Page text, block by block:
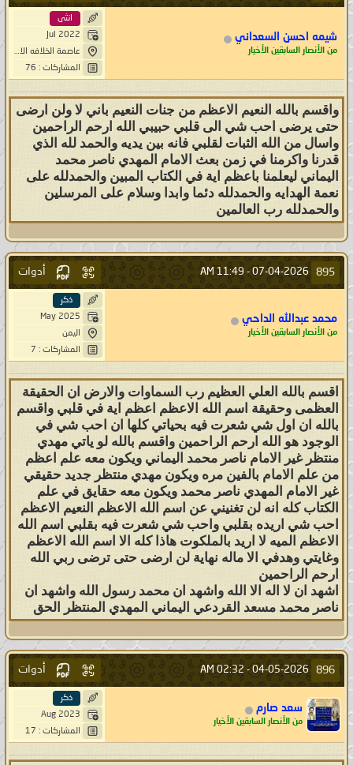
شيمه احسن السعداني
من الأنصار السابقين الأخيار
انثى
Jul 2022
عاصمة الخلافه الاسلاميه
المشاركات : 76
واقسم بالله النعيم الاعظم من جنات النعيم باني لا ولن ارضى
حتى يرضى احب شي الى قلبي حبيبي الله ارحم الراحمين
واسال من الله الثبات لقلبي فانه بين يديه والحمد لله الذي
قدرنا واكرمنا في زمن بعث الامام المهدي ناصر محمد
اليماني ليعلمنا باعظم اية في الكتاب المبين والحمدلله على
نعمة الهدايه والحمدلله دئما وابدا وسلام على المرسلين
والحمدلله رب العالمين
895
07-04-2026 -
11:49 AM أدوات
محمد عبدالله الداحي
من الأنصار السابقين الأخيار
ذكر
May 2025
اليمن
المشاركات : 7
اقسم بالله العلي العظيم رب السماوات والارض ان الحقيقة
العظمى وحقيقة اسم الله الاعظم اعظم اية في قلبي واقسم
بالله ان اول شي شعرت فيه بحياتي كلها ان احب شي في
الوجود هو الله ارحم الراحمين واقسم بالله لو ياتي مهدي
منتظر غير الامام ناصر محمد اليماني ويكون معه علم اعظم
من علم الامام بالفين مره ويكون مهدي منتظر جديد حقيقي
غير الامام المهدي ناصر محمد ويكون معه حقايق في علم
الكتاب كله انه لن تغنيني عن اسم الله الاعظم النعيم الاعظم
احب شي اريده بقلبي واحب شي شعرت فيه بقلبي اسم الله
الاعظم الميه لا اريد بالملكوت هاذا كله الا اسم الله الاعظم
وغايتي وهدفي الا ماله نهاية لن ارضى حتى ترضى ربي الله
ارحم الراحمين
اشهد ان لا اله الا الله واشهد ان محمد رسول الله واشهد ان
ناصر محمد مسعد القردعي اليماني المهدي المنتظر الحق
896
04-05-2026 -
02:32 AM أدوات
سعد صارم
من الأنصار السابقين الأخيار
ذكر
Aug 2023
المشاركات : 17